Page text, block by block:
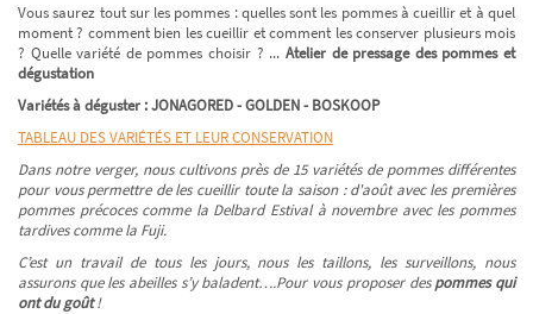
Vous saurez tout sur les pommes : quelles sont les pommes à cueillir et à quel
moment ? comment bien les cueillir et comment les conserver plusieurs mois
? Quelle variété de pommes choisir ? ... Atelier de pressage des pommes et
dégustation
Variétés à déguster : JONAGORED - GOLDEN - BOSKOOP
TABLEAU DES VARIÉTÉS ET LEUR CONSERVATION
Dans notre verger, nous cultivons près de 15 variétés de pommes différentes
pour vous permettre de les cueillir toute la saison : d'août avec les premières
pommes précoces comme la Delbard Estival à novembre avec les pommes
tardives comme la Fuji.
C’est un travail de tous les jours, nous les taillons, les surveillons, nous
assurons que les abeilles s’y baladent….Pour vous proposer despommes qui
ont du goût!